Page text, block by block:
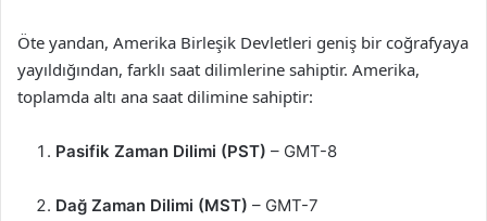
Öte yandan, Amerika Birleşik Devletleri geniş bir coğrafyaya
yayıldığından, farklı saat dilimlerine sahiptir. Amerika,
toplamda altı ana saat dilimine sahiptir:
Pasifik Zaman Dilimi (PST) – GMT-8
Dağ Zaman Dilimi (MST) – GMT-7